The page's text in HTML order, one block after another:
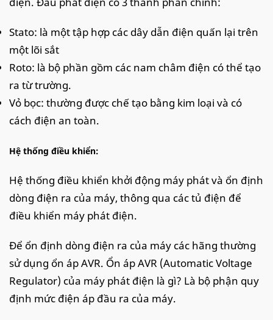
Stato: là một tập hợp các dây dẫn điện quấn lại trên
một lõi sắt
Roto: là bộ phần gồm các nam châm điện có thể tạo
ra từ trường.
Vỏ bọc: thường được chế tạo bằng kim loại và có
cách điện an toàn.
Hệ thống điều khiển:
Hệ thống điều khiển khởi động máy phát và ổn định
dòng điện ra của máy, thông qua các tủ điện để
điều khiển máy phát điện.
Để ổn định dòng điện ra của máy các hãng thường
sử dụng ổn áp AVR. Ổn áp AVR (Automatic Voltage
Regulator) của máy phát điện là gì? Là bộ phận quy
định mức điện áp đầu ra của máy.